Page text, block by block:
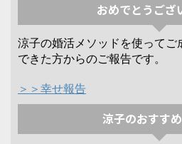
おめでとうござ
涼子の婚活メソッドを使ってご
できた方からのご報告です。
＞＞幸せ報告
涼子のおすす